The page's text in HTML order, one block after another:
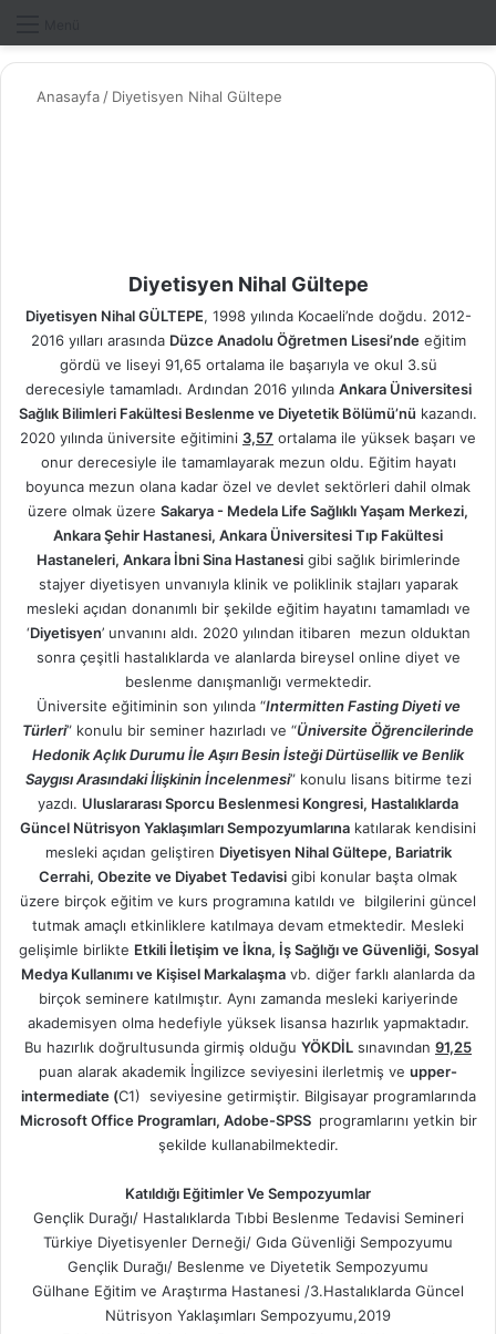
Anasayfa / Diyetisyen Nihal Gültepe
Diyetisyen Nihal Gültepe
Diyetisyen Nihal GÜLTEPE, 1998 yılında Kocaeli’nde doğdu. 2012-
2016 yılları arasında Düzce Anadolu Öğretmen Lisesi’ndeeğitim
gördü ve liseyi 91,65 ortalama ile başarıyla ve okul 3.sü
derecesiyle tamamladı. Ardından 2016 yılında Ankara Üniversitesi
Sağlık Bilimleri Fakültesi Beslenme ve Diyetetik Bölümü’nü kazandı.
2020 yılında üniversite eğitimini 3,57 ortalama ile yüksek başarı ve
onur derecesiyle ile tamamlayarak mezun oldu. Eğitim hayatı
boyunca mezun olana kadar özel ve devlet sektörleri dahil olmak
üzere olmak üzere Sakarya - Medela Life Sağlıklı Yaşam Merkezi,
Ankara Şehir Hastanesi, Ankara Üniversitesi Tıp Fakültesi
Hastaneleri, Ankara İbni Sina Hastanesigibi sağlık birimlerinde
stajyer diyetisyen unvanıyla klinik ve poliklinik stajları yaparak
mesleki açıdan donanımlı bir şekilde eğitim hayatını tamamladı ve
‘Diyetisyen’ unvanını aldı. 2020 yılından itibaren mezun olduktan
sonra çeşitli hastalıklarda ve alanlarda bireysel online diyet ve
beslenme danışmanlığı vermektedir.
Üniversite eğitiminin son yılında “Intermitten Fasting Diyeti ve
Türleri” konulu bir seminer hazırladı ve “Üniversite Öğrencilerinde
Hedonik Açlık Durumu İle Aşırı Besin İsteği Dürtüsellik ve Benlik
Saygısı Arasındaki İlişkinin İncelenmesi” konulu lisans bitirme tezi
yazdı. Uluslararası Sporcu Beslenmesi Kongresi, Hastalıklarda
Güncel Nütrisyon Yaklaşımları Sempozyumlarına katılarak kendisini
mesleki açıdan geliştiren Diyetisyen Nihal Gültepe, Bariatrik
Cerrahi, Obezite ve Diyabet Tedavisi gibi konular başta olmak
üzere birçok eğitim ve kurs programına katıldı ve bilgilerini güncel
tutmak amaçlı etkinliklere katılmaya devam etmektedir. Mesleki
gelişimle birlikte Etkili İletişim ve İkna, İş Sağlığı ve Güvenliği, Sosyal
Medya Kullanımı ve Kişisel Markalaşma vb. diğer farklı alanlarda da
birçok seminere katılmıştır. Aynı zamanda mesleki kariyerinde
akademisyen olma hedefiyle yüksek lisansa hazırlık yapmaktadır.
Bu hazırlık doğrultusunda girmiş olduğu YÖKDİL sınavından 91,25
puan alarak akademik İngilizce seviyesini ilerletmiş ve upper-
intermediate (C1) seviyesine getirmiştir. Bilgisayar programlarında
Microsoft Office Programları, Adobe-SPSS programlarını yetkin bir
şekilde kullanabilmektedir.
Katıldığı Eğitimler Ve Sempozyumlar
Gençlik Durağı/ Hastalıklarda Tıbbi Beslenme Tedavisi Semineri
Türkiye Diyetisyenler Derneği/ Gıda Güvenliği Sempozyumu
Gençlik Durağı/ Beslenme ve Diyetetik Sempozyumu
Gülhane Eğitim ve Araştırma Hastanesi /3.Hastalıklarda Güncel
Nütrisyon Yaklaşımları Sempozyumu,2019